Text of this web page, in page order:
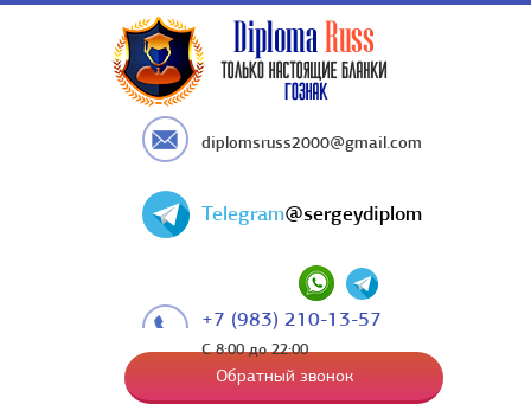
diplomsruss2000@gmail.com
Telegram@sergeydiplom
+7 (983) 210-13-57
С 8:00 до 22:00
Обратный звонок